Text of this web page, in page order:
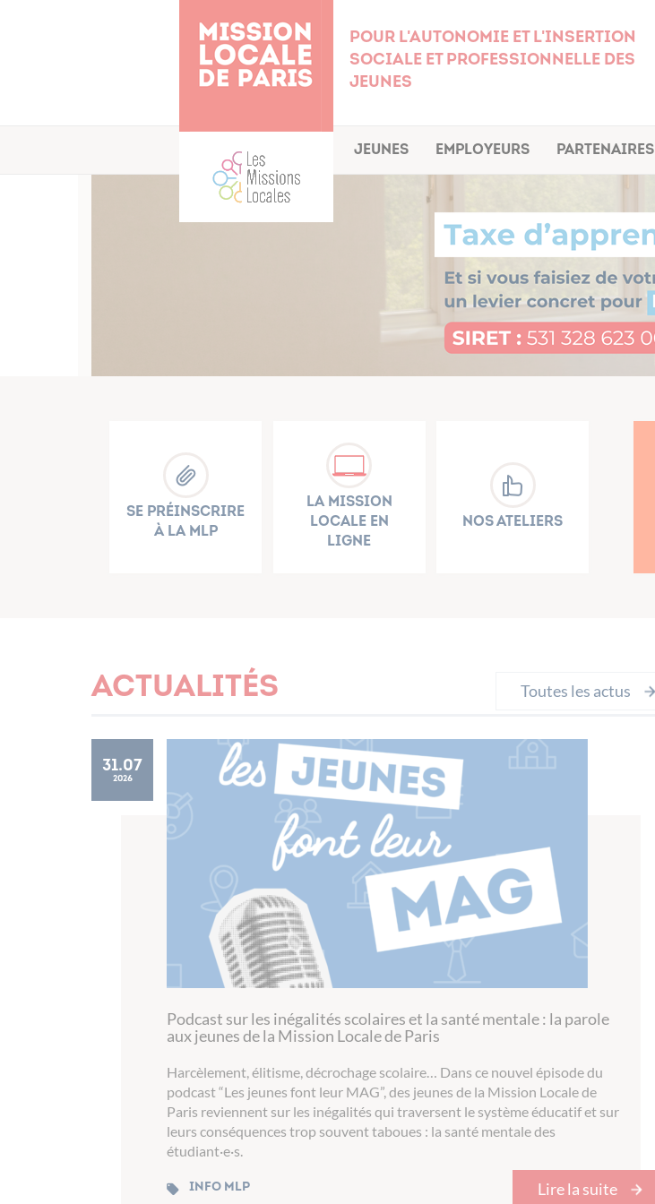
Pour l'autonomie et l'insertion
sociale et professionnelle des
jeunes
Jeunes Employeurs Partenaires
Se préinscrire
à la MLP
La Mission
Locale en
ligne
Nos ateliers
Actualités Toutes les actus
31.07
2026
Podcast sur les inégalités scolaires et la santé mentale : la parole
aux jeunes de la Mission Locale de Paris
Harcèlement, élitisme, décrochage scolaire… Dans ce nouvel épisode du
podcast “Les jeunes font leur MAG”, des jeunes de la Mission Locale de
Paris reviennent sur les inégalités qui traversent le système éducatif et sur
leurs conséquences trop souvent taboues : la santé mentale des
étudiant·e·s.
Info MLP Lire la suite